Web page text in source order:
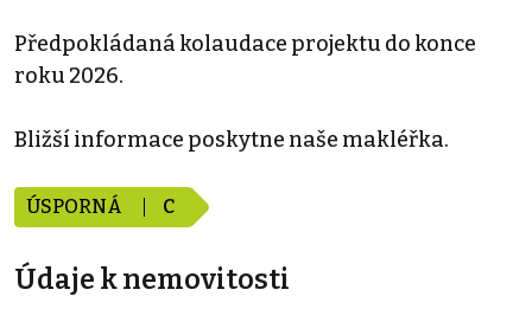
Předpokládaná kolaudace projektu do konce
roku 2026.
Bližší informace poskytne naše makléřka.
ÚSPORNÁ C
Údaje k nemovitosti